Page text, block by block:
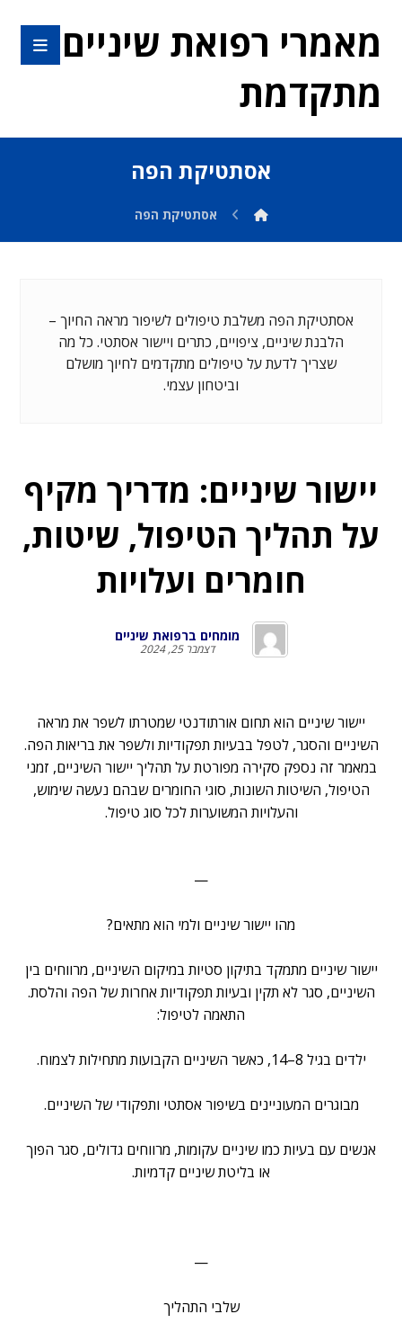
מאמרי רפואת שיניים
מתקדמת
אסתטיקת הפה
אסתטיקת הפה
אסתטיקת הפה משלבת טיפולים לשיפור מראה החיוך –
הלבנת שיניים, ציפויים, כתרים ויישור אסתטי. כל מה
שצריך לדעת על טיפולים מתקדמים לחיוך מושלם
וביטחון עצמי.
יישור שיניים: מדריך מקיף
על תהליך הטיפול, שיטות,
חומרים ועלויות
מומחים ברפואת שיניים
דצמבר 25, 2024
יישור שיניים הוא תחום אורתודנטי שמטרתו לשפר את מראה
השיניים והסגר, לטפל בבעיות תפקודיות ולשפר את בריאות הפה.
במאמר זה נספק סקירה מפורטת על תהליך יישור השיניים, זמני
הטיפול, השיטות השונות, סוגי החומרים שבהם נעשה שימוש,
והעלויות המשוערות לכל סוג טיפול.
—
מהו יישור שיניים ולמי הוא מתאים?
יישור שיניים מתמקד בתיקון סטיות במיקום השיניים, מרווחים בין
השיניים, סגר לא תקין ובעיות תפקודיות אחרות של הפה והלסת.
התאמה לטיפול:
ילדים בגיל 8–14, כאשר השיניים הקבועות מתחילות לצמוח.
מבוגרים המעוניינים בשיפור אסתטי ותפקודי של השיניים.
אנשים עם בעיות כמו שיניים עקומות, מרווחים גדולים, סגר הפוך
או בליטת שיניים קדמיות.
—
שלבי התהליך